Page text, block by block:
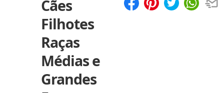
Cães
Filhotes
Raças
Médias e
Grandes